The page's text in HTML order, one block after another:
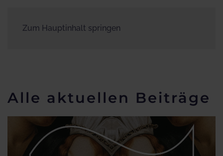
Zum Hauptinhalt springen
Alle aktuellen Beiträge